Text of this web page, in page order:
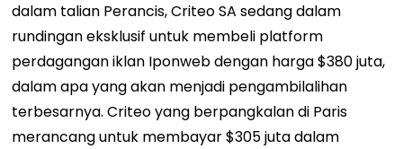
dalam talian Perancis, Criteo SA sedang dalam
rundingan eksklusif untuk membeli platform
perdagangan iklan Iponweb dengan harga $380 juta,
dalam apa yang akan menjadi pengambilalihan
terbesarnya. Criteo yang berpangkalan di Paris
merancang untuk membayar $305 juta dalam